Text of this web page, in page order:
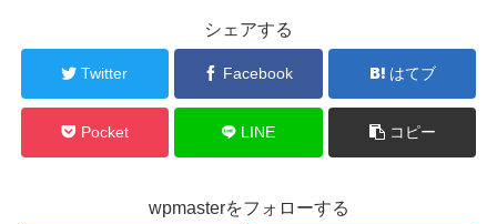
シェアする
Twitter Facebook はてブ
Pocket LINE コピー
wpmasterをフォローする